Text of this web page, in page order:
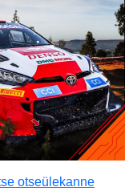
otseülekanne